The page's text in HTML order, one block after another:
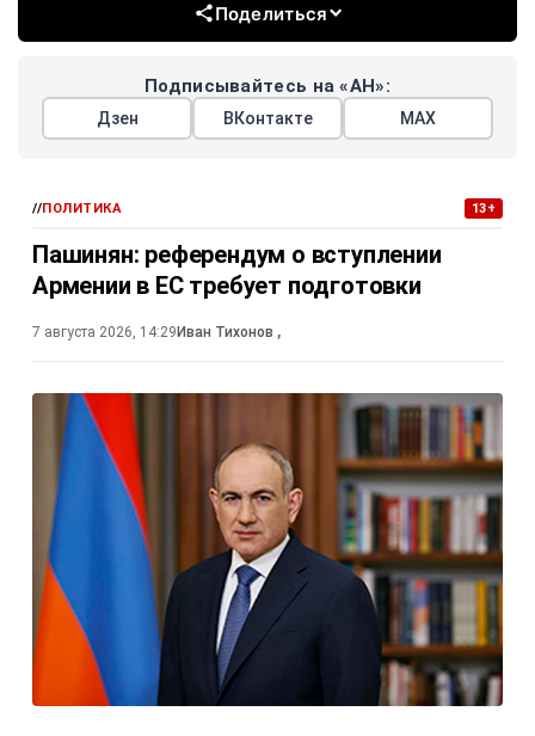
Поделиться
Подписывайтесь на «АН»:
Дзен ВКонтакте МАХ
//ПОЛИТИКА 13+
Пашинян: референдум о вступлении
Армении в ЕС требует подготовки
7 августа 2026, 14:29Иван Тихонов ,